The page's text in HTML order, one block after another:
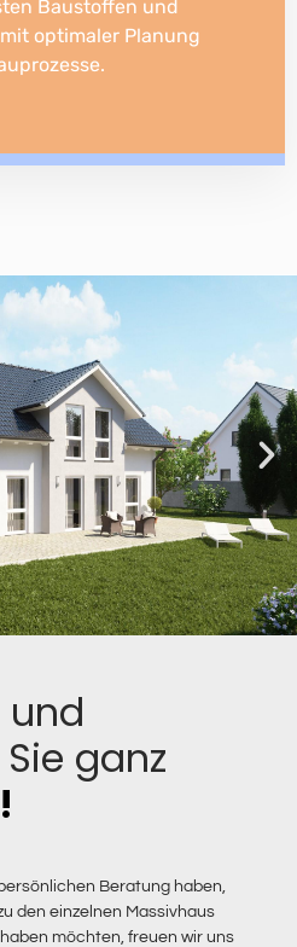
Baustoffen und
optimaler Planung
ganz
Beratung haben,
den einzelnen Massivhaus
möchten, freuen wir uns